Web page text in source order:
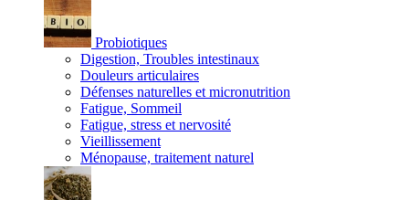
Probiotiques
Digestion, Troubles intestinaux
Douleurs articulaires
Défenses naturelles et micronutrition
Fatigue, Sommeil
Fatigue, stress et nervosité
Vieillissement
Ménopause, traitement naturel